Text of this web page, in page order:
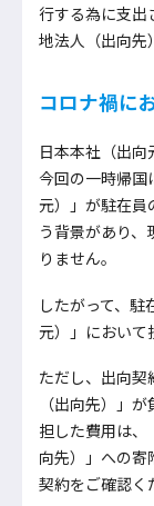
行する為に支出
地法人（出向先
コロナ禍に
日本本社（出向
今回の一時帰国
元）」が駐在員
う背景があり
りません。
したがって、
元）」において
ただし、出向契
（出向先）」
担した費用は、
向先）」への寄
契約をご確認く